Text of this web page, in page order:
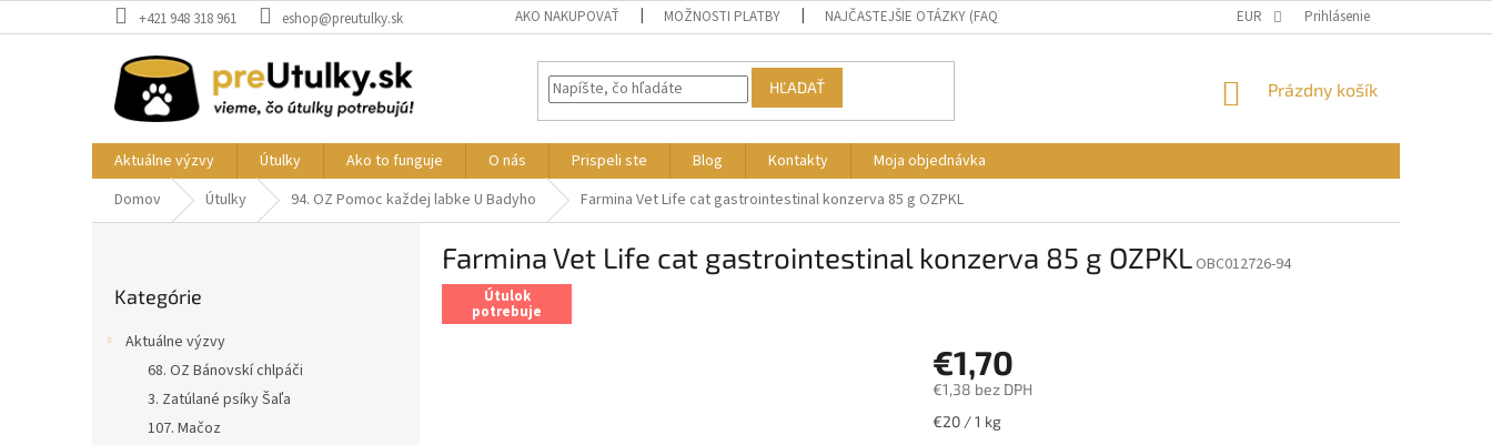
na
+421 948 318 961 eshop@preutulky.sk AKO NAKUPOVAŤ MOŽNOSTI PLATBY NAJČASTEJŠIE OTÁZKY (FAQ) PODMIENKY OCHRANY OSOBNÝCH
EUR Prihlásenie
HĽADAŤ
NÁKUPNÝ
Prázdny košík
Aktuálne výzvy Útulky Ako to funguje O nás Prispeli ste Blog Kontakty
Moja objednávka
Domov
Útulky 94. OZ Pomoc každej labke U Badyho Farmina Vet Life cat gastrointestinal konzerva 85 g OZPKL
kategórie
Kategórie
Aktuálne výzvy
68. OZ Bánovskí chlpáči
3. Zatúlané psíky Šaľa
107. Mačoz
Farmina Vet Life cat gastrointestinal konzerva 85 g OZPKL OBC012726-94
Útulok
potrebuje
€1,70
€1,38 bez DPH
Jednotková
€20 / 1 kg